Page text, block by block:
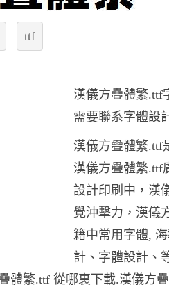
ttf
漢儀方疊體繁.ttf
需要聯系字體設
漢儀方疊體繁.ttf
漢儀方疊體繁.ttf
設計印刷中，漢
覺沖擊力，漢儀
籍中常用字體,
計、字體設計、
體繁.ttf 從哪裏下載.漢儀方